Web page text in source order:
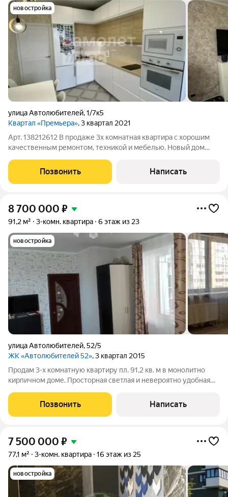
новостройка
улица Автолюбителей,1/7к5
Квартал «Премьера», 3 квартал 2021
Арт. 138212612 В продаже 3х комнатная квартира с хорошим
качественным ремонтом, техникой и мебелью. Новый дом
шикарный ленточный балкон. Без обременений, вся сумма в
договоре, подходит под все
Позвонить Написать
8 700 000 ₽
91,2 м² 3-комн. квартира 6 этаж из 23
новостройка
улица Автолюбителей,52/5
ЖК «Автолюбителей 52», 3 квартал 2015
Продам 3-х комнатную квартиру пл. 91,2 кв. м в монолитно
кирпичном доме. Просторная светлая и невероятно удобная
потолков 2,95 и большие окна, выходящие на улицу. Особую
ценность представляет
Позвонить Написать
7 500 000 ₽
77,1 м² 3-комн. квартира 16 этаж из 25
новостройка